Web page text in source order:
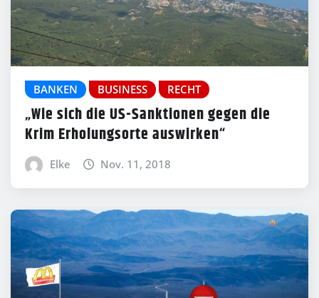
BANKEN BUSINESS RECHT
„Wie sich die US-Sanktionen gegen die
Krim Erholungsorte auswirken“
Elke Nov. 11, 2018